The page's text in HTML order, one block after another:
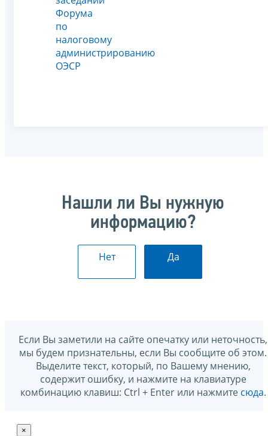
Форума
по
налоговому
администрированию
ОЭСР
Нашли ли Вы нужную
информацию?
Нет Да
Если Вы заметили на сайте опечатку или неточность,
мы будем признательны, если Вы сообщите об этом.
Выделите текст, который, по Вашему мнению,
содержит ошибку, и нажмите на клавиатуре
комбинацию клавиш: Ctrl + Enter или нажмите сюда.
×